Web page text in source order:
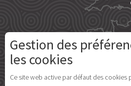
Île d'Yeu
Gestion des
les cookies
Ce site web active par défaut des cookies